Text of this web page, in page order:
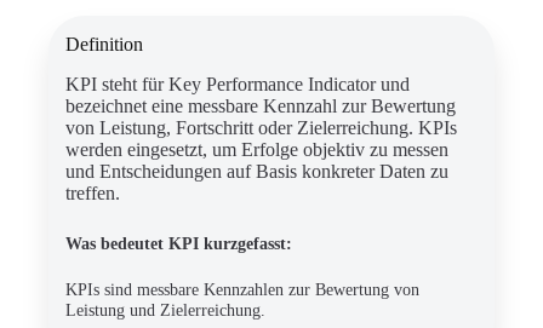
Definition
KPI steht für Key Performance Indicator und
bezeichnet eine messbare Kennzahl zur Bewertung
von Leistung, Fortschritt oder Zielerreichung. KPIs
werden eingesetzt, um Erfolge objektiv zu messen
und Entscheidungen auf Basis konkreter Daten zu
treffen.
Was bedeutet KPI kurzgefasst:
KPIs sind messbare Kennzahlen zur Bewertung von
Leistung und Zielerreichung.